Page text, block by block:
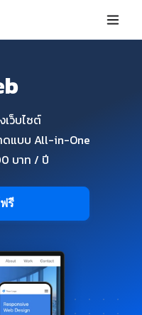
ว็บไซต์
ดแบบ All-in-One
บาท / ปี
รี